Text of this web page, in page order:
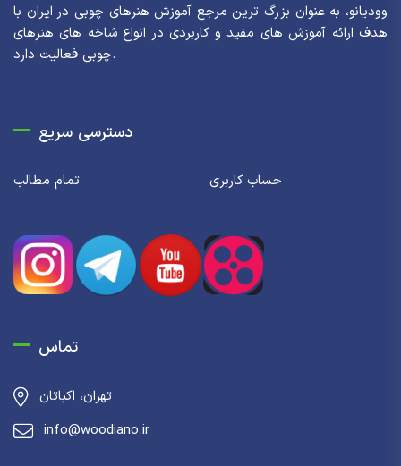
وودیانو، به عنوان بزرگ ترین مرجع آموزش هنرهای چوبی در ایران با
هدف ارائه آموزش های مفید و کاربردی در انواع شاخه های هنرهای
چوبی فعالیت دارد.
دسترسی سریع
تمام مطالب حساب کاربری
تماس
تهران، اکباتان
info@woodiano.ir